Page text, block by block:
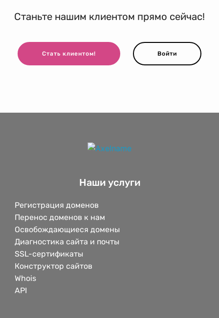
Станьте нашим клиентом прямо сейчас!
Стать клиентом! Войти
Наши услуги
Регистрация доменов
Перенос доменов к нам
Освобождающиеся домены
Диагностика сайта и почты
SSL-сертификаты
Конструктор сайтов
Whois
API